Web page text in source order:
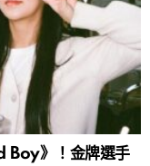
Boy》！金牌選手